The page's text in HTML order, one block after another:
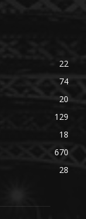
22
74
20
129
18
670
28